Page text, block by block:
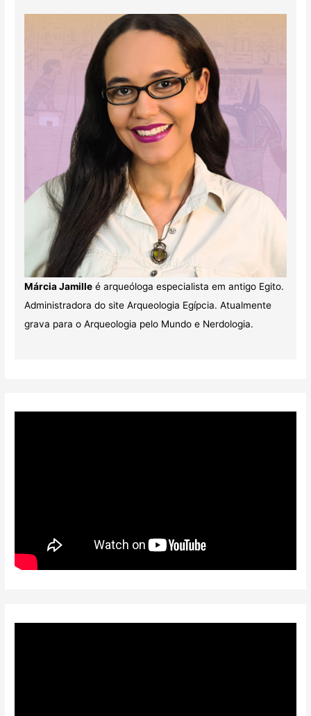
Márcia Jamilleé arqueóloga especialista em antigo Egito.
Administradora do site Arqueologia Egípcia. Atualmente
grava para o Arqueologia pelo Mundo e Nerdologia.